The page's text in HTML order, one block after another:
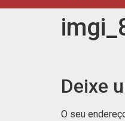
Deixe
O seu